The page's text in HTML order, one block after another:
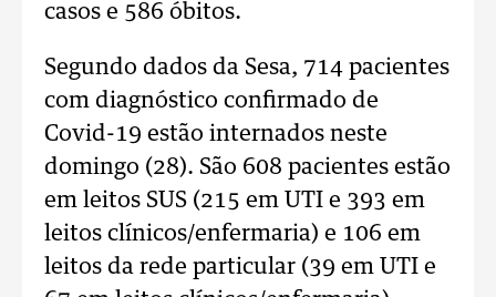
casos e 586 óbitos.
Segundo dados da Sesa, 714 pacientes
com diagnóstico confirmado de
Covid-19 estão internados neste
domingo (28). São 608 pacientes estão
em leitos SUS (215 em UTI e 393 em
leitos clínicos/enfermaria) e 106 em
leitos da rede particular (39 em UTI e